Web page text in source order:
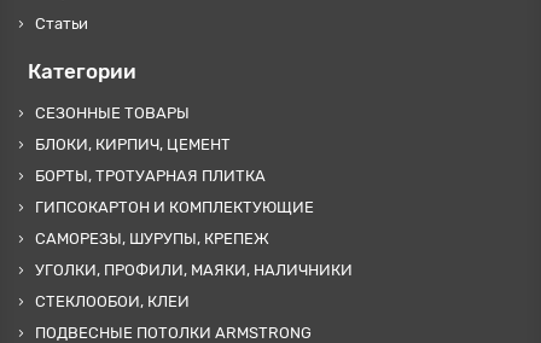
Статьи
Категории
СЕЗОННЫЕ ТОВАРЫ
БЛОКИ, КИРПИЧ, ЦЕМЕНТ
БОРТЫ, ТРОТУАРНАЯ ПЛИТКА
ГИПСОКАРТОН И КОМПЛЕКТУЮЩИЕ
САМОРЕЗЫ, ШУРУПЫ, КРЕПЕЖ
УГОЛКИ, ПРОФИЛИ, МАЯКИ, НАЛИЧНИКИ
СТЕКЛООБОИ, КЛЕИ
ПОДВЕСНЫЕ ПОТОЛКИ ARMSTRONG